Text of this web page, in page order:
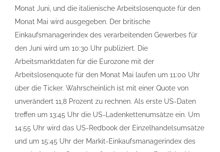
Monat Juni, und die italienische Arbeitslosenquote für den
Monat Mai wird ausgegeben. Der britische
Einkaufsmanagerindex des verarbeitenden Gewerbes für
den Juni wird um 10:30 Uhr publiziert. Die
Arbeitsmarktdaten für die Eurozone mit der
Arbeitslosenquote für den Monat Mai laufen um 11:00 Uhr
über die Ticker. Wahrscheinlich ist mit einer Quote von
unverändert 11,8 Prozent zu rechnen. Als erste US-Daten
treffen um 13:45 Uhr die US-Ladenkettenumsätze ein. Um
14:55 Uhr wird das US-Redbook der Einzelhandelsumsätze
und um 15:45 Uhr der Markit-Einkaufsmanagerindex des